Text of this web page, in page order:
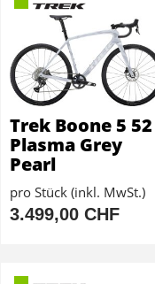
Trek Boone 5 52
Plasma Grey
Pearl
pro Stück (inkl. MwSt.)
3.499,00 CHF